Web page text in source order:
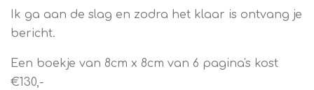
Ik ga aan de slag en zodra het klaar is ontvang je
bericht.
Een boekje van 8cm x 8cm van 6 pagina's kost
€130,-